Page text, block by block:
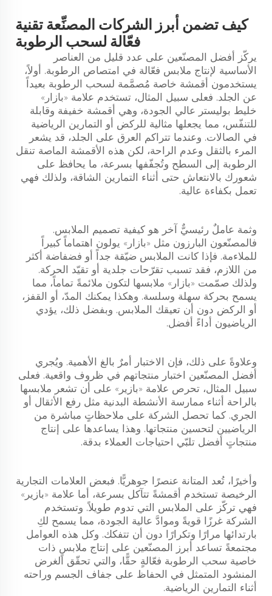
كيف تضمن أبرز الشركات المصنِّعة تقنية
فعّالة لسحب الرطوبة
يركّز أفضل المصنّعين على عدد قليل من العناصر
الأساسية لإنتاج ملابس فعّالة في امتصاص الرطوبة. أولاً،
يستخدمون أقمشة خاصة مُصمَّمة لسحب الرطوبة بعيداً
عن الجلد. فعلى سبيل المثال، تستخدم علامة «بازار»
خليط بوليستر عالي الجودة، وهي أقمشة خفيفة وقابلة
للتنفّس، مما يجعلها مثالية للركض أو التمارين الرياضية
في الصالات. وعندما تتراكم العرق على الجلد، قد يشعر
المرء بالثقل وعدم الراحة، لكن هذه الأقمشة الماصة تنقل
الرطوبة إلى السطح وتُجفّفها بسرعة، ما يحافظ على
شعورك بالانتعاش حتى أثناء التمارين الشاقة، ولذلك فهي
تعمل بكفاءة عالية.
وثمة عاملٌ رئيسيٌّ آخر هو كيفية تصميم الملابس.
فالمصنّعون البارزون مثل «بازار» يولون اهتماماً كبيراً
للملاءمة. فإذا كانت الملابس ضيّقة جداً أو فضفاضة أكثر
من اللازم، فقد تسبب تقرّحات جلدية أو تقيّد الحركة.
ولذلك صمّمت «بازار» ملابسها لتكون ملائمةً تماماً، مما
يسمح بحركة سهلة وسلسة. وهكذا يمكنك المدّ، أو القفز،
أو الركض دون أن تعيقك الملابس. وبفضل ذلك، يؤدي
الرياضيون أداءً أفضل.
وعلاوةً على ذلك، فإن الاختبار أمرٌ بالغ الأهمية. ويُجري
أفضل المصنّعين اختبار منتجاتهم في ظروف واقعية. فعلى
سبيل المثال، تحرص علامة «بازير» على أن تشعر ملابسها
بالراحة أثناء ممارسة الأنشطة البدنية مثل رفع الأثقال أو
الجري. كما تحصل الشركة على ملاحظاتٍ مباشرة من
الرياضيين لتحسين منتجاتها. وهذا يساعدها على إنتاج
منتجاتٍ أفضل تلبّي احتياجات العملاء بدقة.
وأخيرًا، تُعد المتانة عنصرًا جوهريًّا. فبعض العلامات التجارية
الرخيصة تستخدم أقمشةً تتآكل بسرعة، أما علامة «بازير»
فهي تركّز على الملابس التي تدوم طويلاً. وتستخدم
الشركة غرزًا قويةً وموادَّ عالية الجودة، مما يسمح لكِ
بارتدائها مرارًا وتكرارًا دون أن تتفكك. وكل هذه العوامل
مجتمعةً تساعد أبرز المصنّعين على إنتاج ملابسٍ ذات
خاصية سحب الرطوبة فعّالةٍ حقًّا، والتي تحقّق الغرض
المنشود المتمثل في الحفاظ على جفاف الجسم وراحته
أثناء التمارين الرياضية.